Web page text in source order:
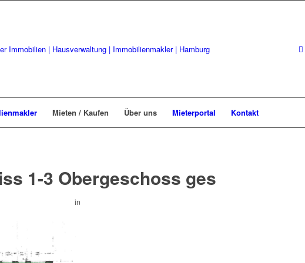
Mieten / Kaufen Über uns Mieterportal Kontakt
1-3 Obergeschoss ges
in